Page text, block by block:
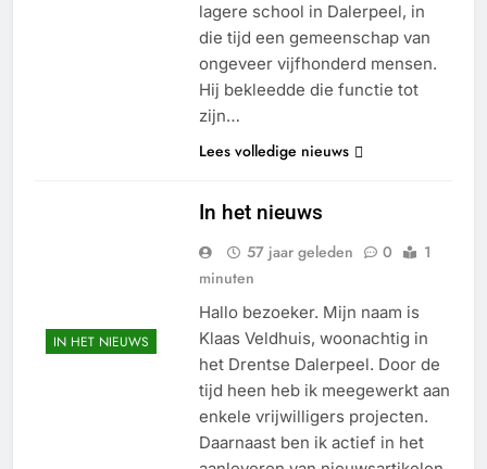
lagere school in Dalerpeel, in
die tijd een gemeenschap van
ongeveer vijfhonderd mensen.
Hij bekleedde die functie tot
zijn…
Lees volledige nieuws
IN HET NIEUWS
In het nieuws
57 jaar geleden 0
1
minuten
Hallo bezoeker. Mijn naam is
Klaas Veldhuis, woonachtig in
het Drentse Dalerpeel. Door de
tijd heen heb ik meegewerkt aan
enkele vrijwilligers projecten.
Daarnaast ben ik actief in het